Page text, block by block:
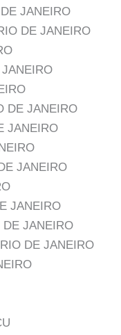
JANEIRO
DE JANEIRO
DE JANEIRO
JANEIRO
JANEIRO
JANEIRO
JANEIRO
DE JANEIRO